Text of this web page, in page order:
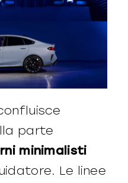
parte
minimalisti
Le linee